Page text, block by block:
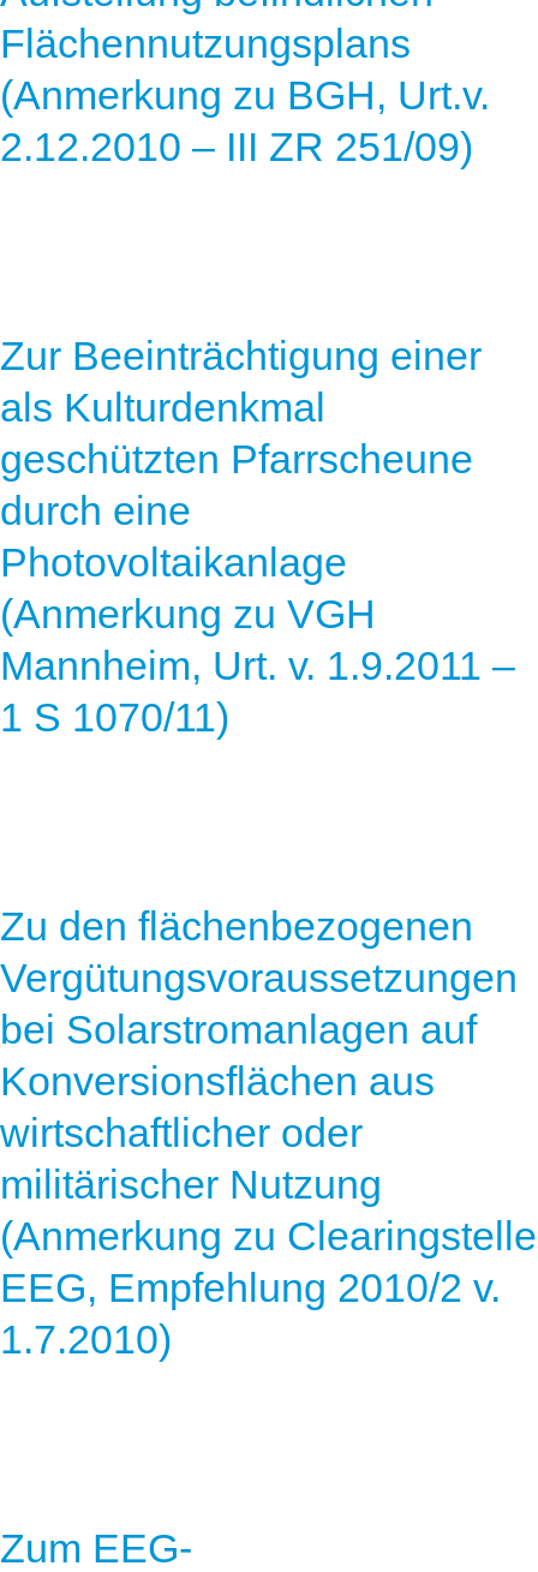
Flächennutzungsplans
(Anmerkung zu BGH, Urt.v.
2.12.2010 – III ZR 251/09)
Zur Beeinträchtigung einer
als Kulturdenkmal
geschützten Pfarrscheune
durch eine
Photovoltaikanlage
(Anmerkung zu VGH
Mannheim, Urt. v. 1.9.2011 –
1 S 1070/11)
Zu den flächenbezogenen
Vergütungsvoraussetzungen
bei Solarstromanlagen auf
Konversionsflächen aus
wirtschaftlicher oder
militärischer Nutzung
(Anmerkung zu Clearingstelle
EEG, Empfehlung 2010/2 v.
1.7.2010)
Zum EEG-